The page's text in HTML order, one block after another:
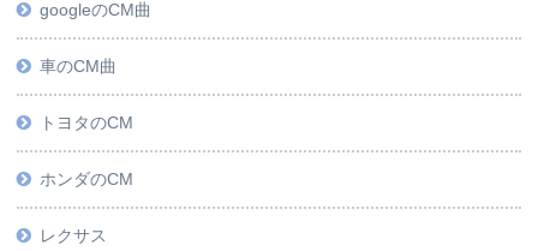
googleのCM曲
車のCM曲
トヨタのCM
ホンダのCM
レクサス